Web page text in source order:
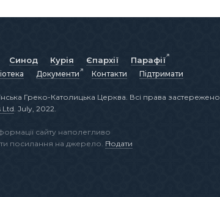
Синод Курія Єпархії Парафії
Документи Контакти Підтримати
Греко-Католицька Церква. Всі права застережено.
Ltd . July, 2022.
сайту наполегливо
посилання на джерело. Подати